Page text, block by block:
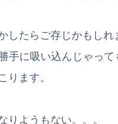
したらご存じかもし
手に吸い込んじゃっ
ります。
りようもない。。。